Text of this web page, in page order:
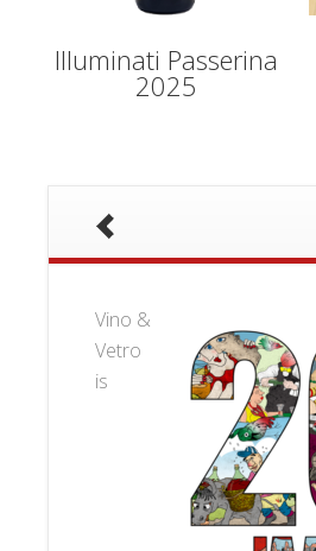
Illuminati Passerina
2025
Vino &
Vetro
is